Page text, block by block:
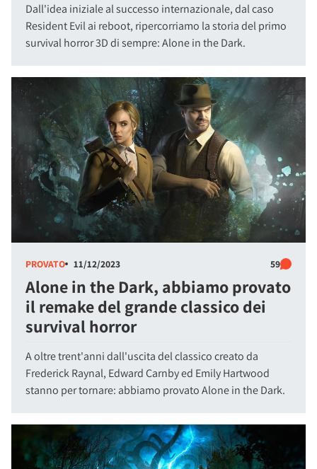
Dall'idea iniziale al successo internazionale, dal caso
Resident Evil ai reboot, ripercorriamo la storia del primo
survival horror 3D di sempre: Alone in the Dark.
PROVATO 11/12/2023 59
Alone in the Dark, abbiamo provato
il remake del grande classico dei
survival horror
A oltre trent'anni dall'uscita del classico creato da
Frederick Raynal, Edward Carnby ed Emily Hartwood
stanno per tornare: abbiamo provato Alone in the Dark.